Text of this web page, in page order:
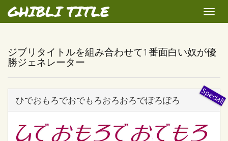
GHIBLI TITLE
Toggle
ジブリタイトルを組み合わせて1番面白い奴が優
勝ジェネレーター
ひでおもろでおでもろおろおろでぽろぽろ